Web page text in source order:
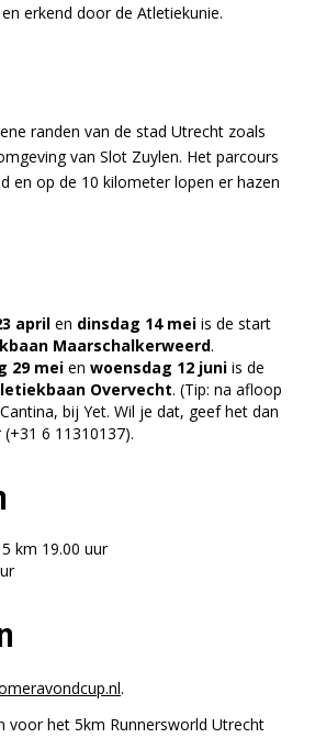
erkend door de Atletiekunie.
randen van de stad Utrecht zoals
van Slot Zuylen. Het parcours
en op de 10 kilometer lopen er hazen
april en dinsdag 14 mei is de start
Maarschalkerweerd.
29 mei en woensdag 12 juni is de
Overvecht. (Tip: na afloop
bij Yet. Wil je dat, geef het dan
6 11310137).
km 19.00 uur
.
voor het 5km Runnersworld Utrecht